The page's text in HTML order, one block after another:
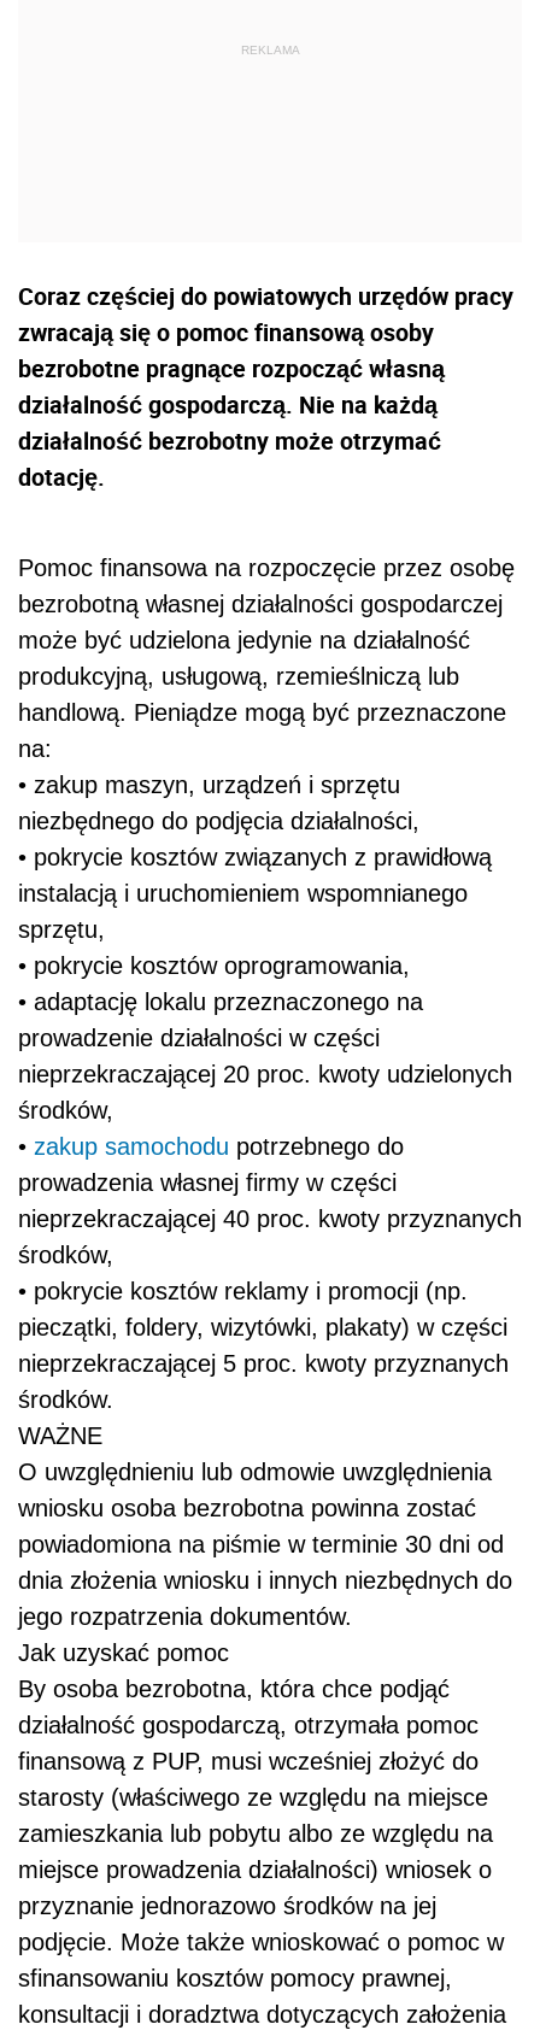
Coraz częściej do powiatowych urzędów pracy
zwracają się o pomoc finansową osoby
bezrobotne pragnące rozpocząć własną
działalność gospodarczą. Nie na każdą
działalność bezrobotny może otrzymać
dotację.
Pomoc finansowa na rozpoczęcie przez osobę
bezrobotną własnej działalności gospodarczej
może być udzielona jedynie na działalność
produkcyjną, usługową, rzemieślniczą lub
handlową. Pieniądze mogą być przeznaczone
na:
• zakup maszyn, urządzeń i sprzętu
niezbędnego do podjęcia działalności,
• pokrycie kosztów związanych z prawidłową
instalacją i uruchomieniem wspomnianego
sprzętu,
• pokrycie kosztów oprogramowania,
• adaptację lokalu przeznaczonego na
prowadzenie działalności w części
nieprzekraczającej 20 proc. kwoty udzielonych
środków,
• zakup samochodu potrzebnego do
prowadzenia własnej firmy w części
nieprzekraczającej 40 proc. kwoty przyznanych
środków,
• pokrycie kosztów reklamy i promocji (np.
pieczątki, foldery, wizytówki, plakaty) w części
nieprzekraczającej 5 proc. kwoty przyznanych
środków.
WAŻNE
O uwzględnieniu lub odmowie uwzględnienia
wniosku osoba bezrobotna powinna zostać
powiadomiona na piśmie w terminie 30 dni od
dnia złożenia wniosku i innych niezbędnych do
jego rozpatrzenia dokumentów.
Jak uzyskać pomoc
By osoba bezrobotna, która chce podjąć
działalność gospodarczą, otrzymała pomoc
finansową z PUP, musi wcześniej złożyć do
starosty (właściwego ze względu na miejsce
zamieszkania lub pobytu albo ze względu na
miejsce prowadzenia działalności) wniosek o
przyznanie jednorazowo środków na jej
podjęcie. Może także wnioskować o pomoc w
sfinansowaniu kosztów pomocy prawnej,
konsultacji i doradztwa dotyczących założenia